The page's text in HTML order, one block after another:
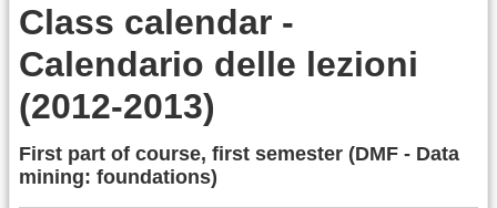
Class calendar -
Calendario delle lezioni
(2012-2013)
First part of course, first semester (DMF - Data
mining: foundations)